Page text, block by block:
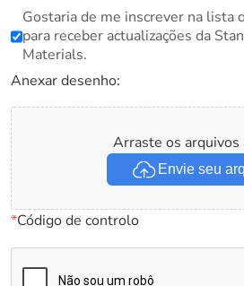
Gostaria de me inscrever na lista
para receber actualizações da
Materials.
Anexar desenho:
Arraste os arquivos
Envie seu
*Código de controlo